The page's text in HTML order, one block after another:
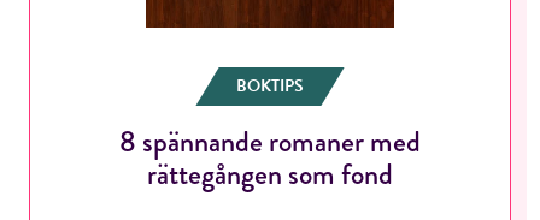
RÖSTA
BOKTIPS
8 spännande romaner med
rättegången som fond